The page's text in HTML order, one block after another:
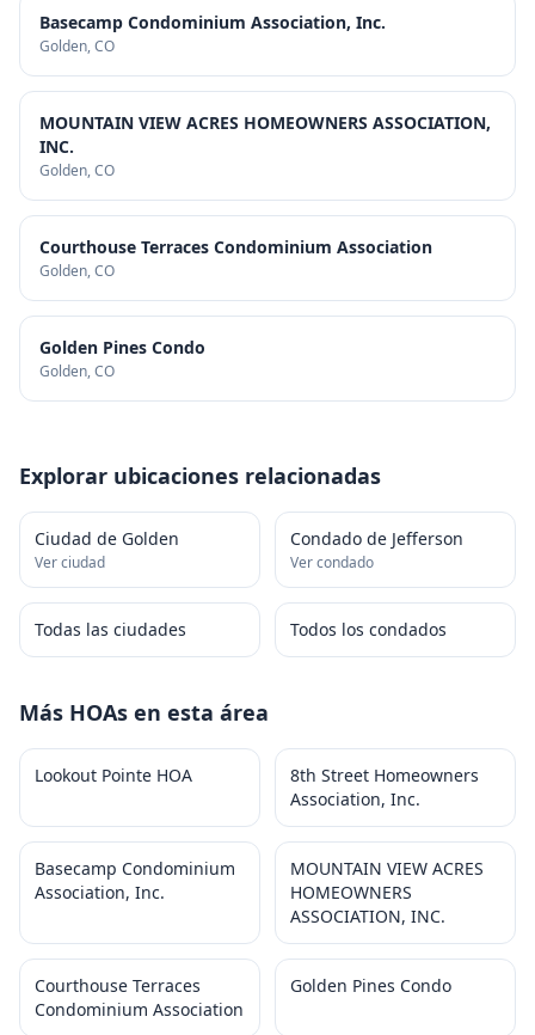
Basecamp Condominium Association, Inc.
Golden, CO
MOUNTAIN VIEW ACRES HOMEOWNERS ASSOCIATION,
INC.
Golden, CO
Courthouse Terraces Condominium Association
Golden, CO
Golden Pines Condo
Golden, CO
Explorar ubicaciones relacionadas
Ciudad de Golden
Ver ciudad
Condado de Jefferson
Ver condado
Todas las ciudades Todos los condados
Más HOAs en esta área
Lookout Pointe HOA
8th Street Homeowners
Association, Inc.
Basecamp Condominium
Association, Inc.
MOUNTAIN VIEW ACRES
HOMEOWNERS
ASSOCIATION, INC.
Courthouse Terraces
Condominium Association
Golden Pines Condo